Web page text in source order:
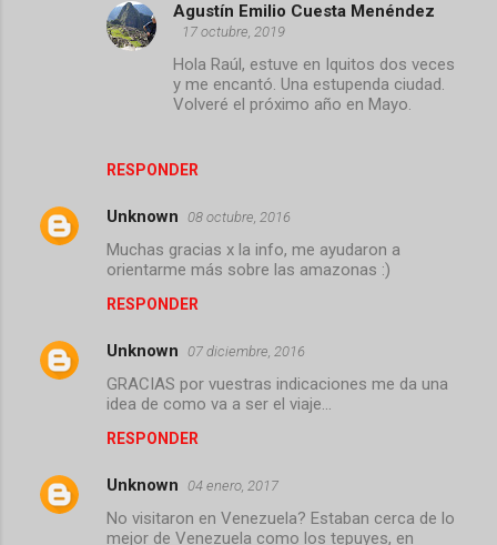
RESPONDER
Agustín Emilio Cuesta Menéndez
17 octubre, 2019
Hola Raúl, estuve en Iquitos dos veces
y me encantó. Una estupenda ciudad.
Volveré el próximo año en Mayo.
Unknown 08 octubre, 2016
Muchas gracias x la info, me ayudaron a
orientarme más sobre las amazonas :)
RESPONDER
Unknown 07 diciembre, 2016
GRACIAS por vuestras indicaciones me da una
idea de como va a ser el viaje...
RESPONDER
Unknown 04 enero, 2017
No visitaron en Venezuela? Estaban cerca de lo
mejor de Venezuela como los tepuyes, en